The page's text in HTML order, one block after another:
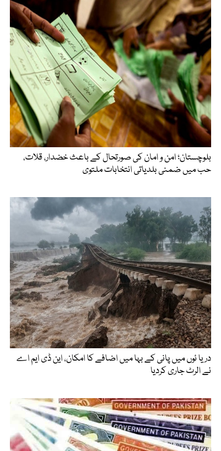
بلوچستان؛ امن و امان کی صورتحال کے باعث خضدار، قلات،
حب میں ضمنی بلدیاتی انتخابات ملتوی
دریا ئوں میں پانی کے بہا میں اضافے کا امکان، این ڈی ایم اے
نے الرٹ جاری کردیا